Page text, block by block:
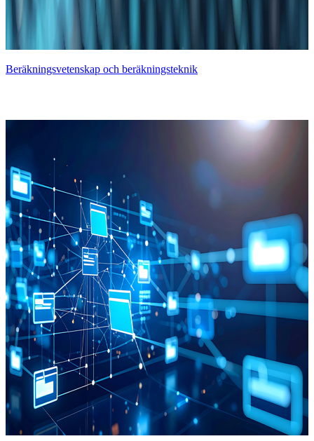
Beräkningsvetenskap och beräkningsteknik